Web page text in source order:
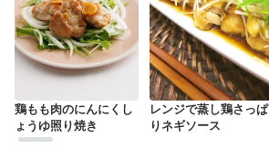
鶏もも肉のにんにくし
ょうゆ照り焼き
レンジで蒸し鶏さっぱ
りネギソース